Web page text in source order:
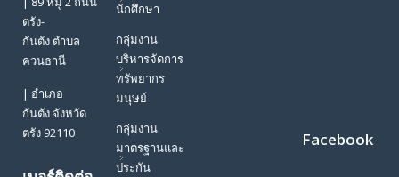
ตรัง-
กันตัง ตำบล
ควนธานี
| อำเภอ
กันตัง จังหวัด
ตรัง 92110
นักศึกษา
กลุ่มงาน
บริหารจัดการ
ทรัพยากร
มนุษย์
กลุ่มงาน
มาตรฐานและ
ประกัน
Facebook